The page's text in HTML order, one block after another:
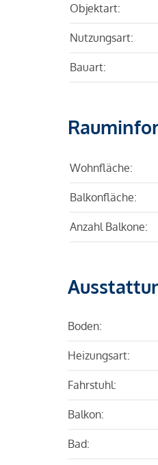
Objektart:
Nutzungsart:
Bauart:
Wohnfläche:
Balkonfläche:
Anzahl Balkone:
Boden:
Heizungsart:
Fahrstuhl:
Balkon:
Bad: